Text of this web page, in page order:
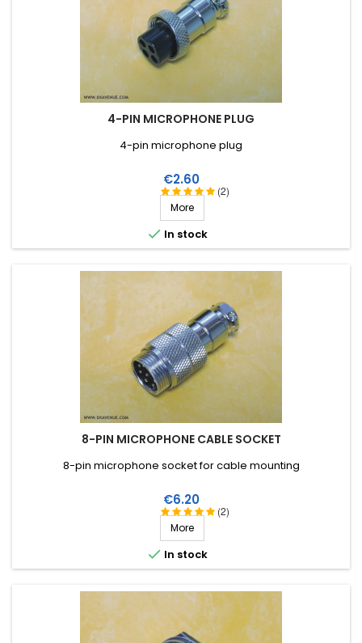
4-PIN MICROPHONE PLUG
(2)
4-pin microphone plug
Price
€2.60
More
 In stock
8-PIN MICROPHONE CABLE SOCKET
(2)
8-pin microphone socket for cable mounting
Price
€6.20
More
 In stock